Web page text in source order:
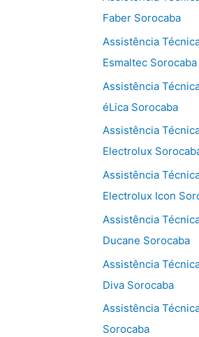
Faber Sorocaba
Assistência
Esmaltec Sorocaba
Assistência
éLica Sorocaba
Assistência
Electrolux
Assistência
Electrolux Icon
Assistência
Ducane Sorocaba
Assistência
Diva Sorocaba
Assistência
Sorocaba